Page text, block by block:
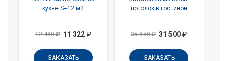
кухне S=12 м2
12 480₽ 11 322₽
ЗАКАЗАТЬ
потолок в гостиной
35 850₽ 31 500₽
ЗАКАЗАТЬ